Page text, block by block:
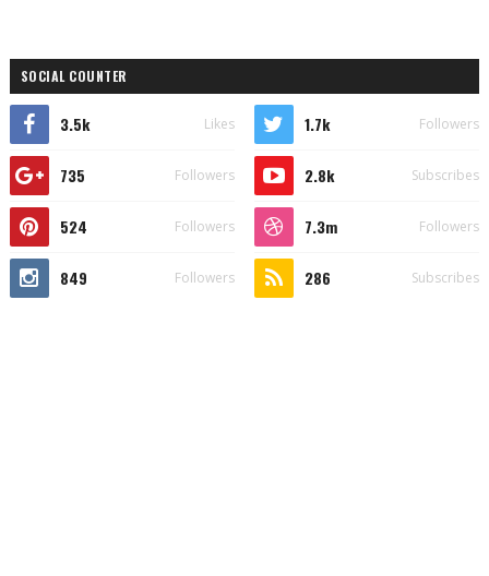
SOCIAL COUNTER
3.5k Likes 1.7k Followers
735 Followers 2.8k Subscribes
524 Followers 7.3m Followers
849 Followers 286 Subscribes